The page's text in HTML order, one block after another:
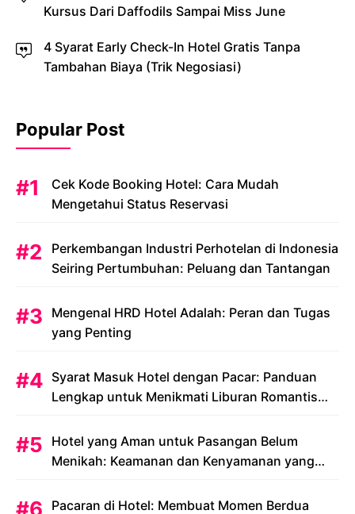
Kursus Dari Daffodils Sampai Miss June
4 Syarat Early Check-In Hotel Gratis Tanpa
Tambahan Biaya (Trik Negosiasi)
Popular Post
Cek Kode Booking Hotel: Cara Mudah
Mengetahui Status Reservasi
Perkembangan Industri Perhotelan di Indonesia
Seiring Pertumbuhan: Peluang dan Tantangan
Mengenal HRD Hotel Adalah: Peran dan Tugas
yang Penting
Syarat Masuk Hotel dengan Pacar: Panduan
Lengkap untuk Menikmati Liburan Romantis
Hotel yang Aman untuk Pasangan Belum
Menikah: Keamanan dan Kenyamanan yang
Pacaran di Hotel: Membuat Momen Berdua